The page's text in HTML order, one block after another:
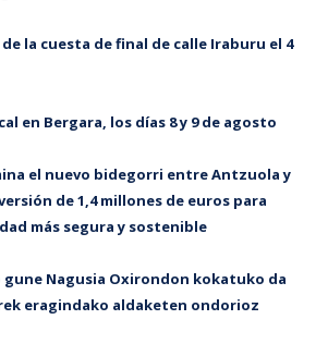
la cuesta de final de calle Iraburu el 4
en Bergara, los días 8 y 9 de agosto
el nuevo bidegorri entre Antzuola y
de 1,4 millones de euros para
más segura y sostenible
Nagusia Oxirondon kokatuko da
eragindako aldaketen ondorioz